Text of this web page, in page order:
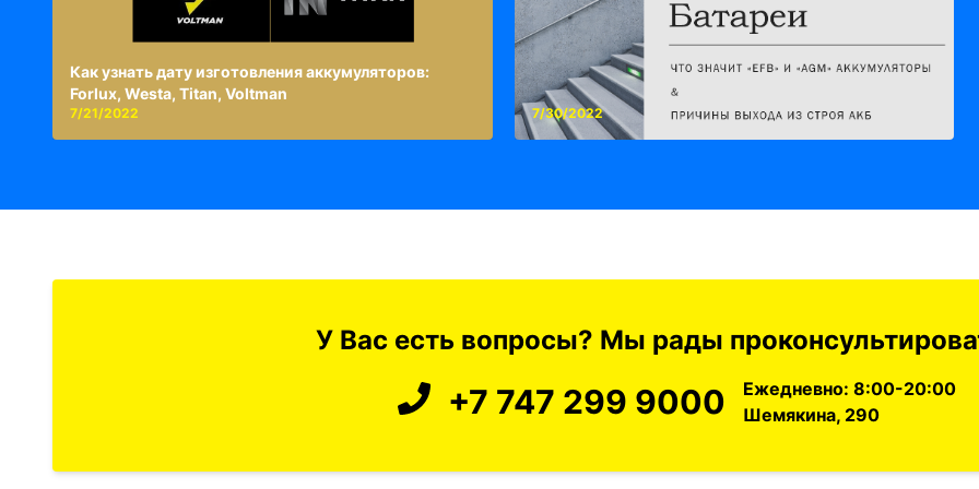
Как узнать дату изготовления аккумуляторов:
Forlux, Westa, Titan, Voltman
7/21/2022 7/30/2022
У Вас есть вопросы? Мы рады
+7 747 299 9000
Ежедневно: 8:00-20:00
Шемякина, 290